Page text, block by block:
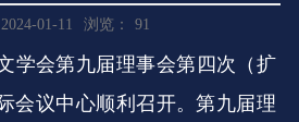
01-11 浏览： 91
学会第九届理事会第四次（扩
会议中心顺利召开。第九届理